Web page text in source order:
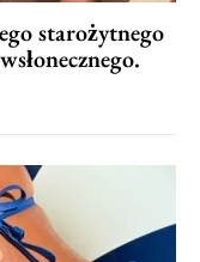
starożytnego